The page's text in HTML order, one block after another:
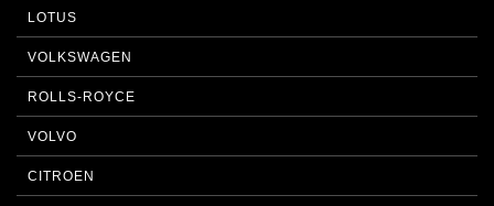
LOTUS
VOLKSWAGEN
ROLLS-ROYCE
VOLVO
CITROEN